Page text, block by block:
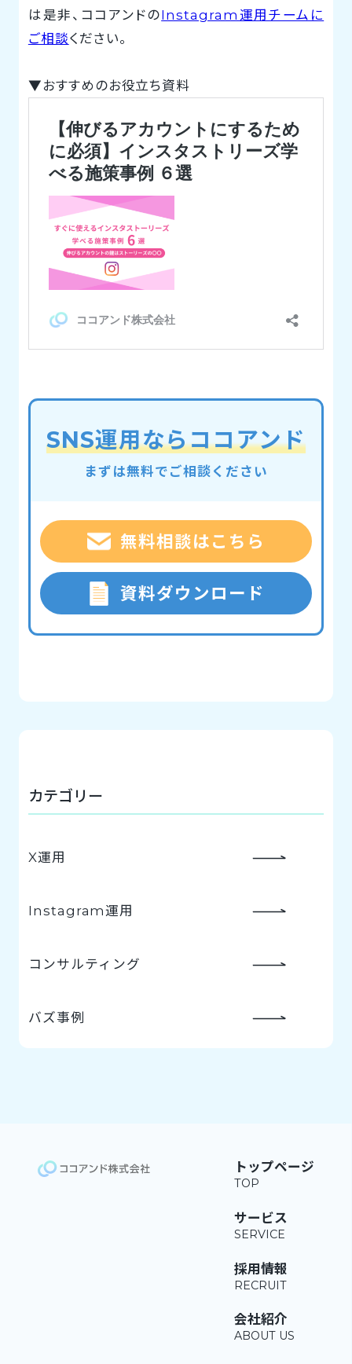
は是非、ココアンドのInstagram運用チームに
ご相談ください。
▼おすすめのお役立ち資料
SNS運用ならココアンド
まずは無料でご相談ください
無料相談はこちら
資料ダウンロード
カテゴリー
X運用
Instagram運用
コンサルティング
バズ事例
トップページ
サービス
採用情報
会社紹介